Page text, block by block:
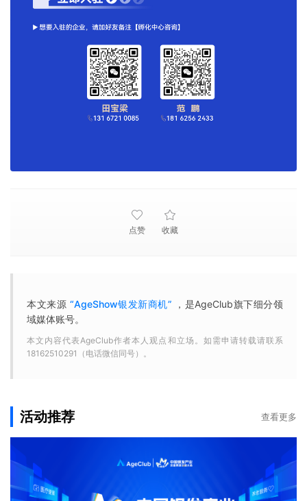
点赞 收藏
本文来源 “AgeShow银发新商机” ，是AgeClub旗下细分领
域媒体账号。
本文内容代表AgeClub作者本人观点和立场。如需申请转载请联系
18162510291（电话微信同号）。
活动推荐 查看更多